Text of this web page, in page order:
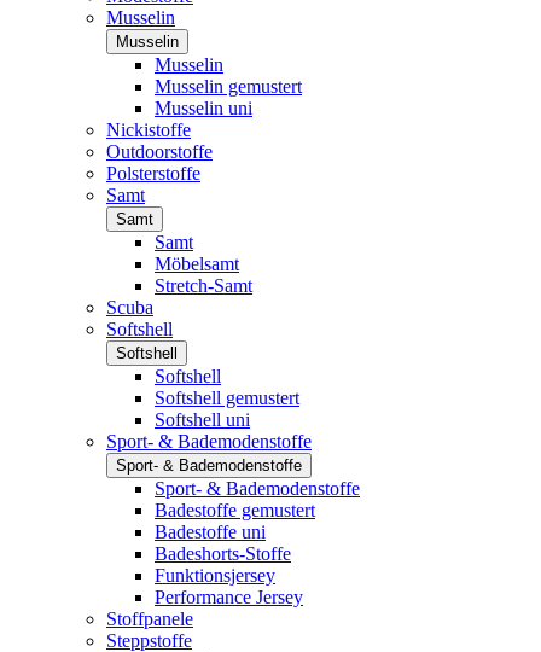
Musselin
Musselin
Musselin
Musselin gemustert
Musselin uni
Nickistoffe
Outdoorstoffe
Polsterstoffe
Samt
Samt
Samt
Möbelsamt
Stretch-Samt
Scuba
Softshell
Softshell
Softshell
Softshell gemustert
Softshell uni
Sport- & Bademodenstoffe
Sport- & Bademodenstoffe
Sport- & Bademodenstoffe
Badestoffe gemustert
Badestoffe uni
Badeshorts-Stoffe
Funktionsjersey
Performance Jersey
Stoffpanele
Steppstoffe